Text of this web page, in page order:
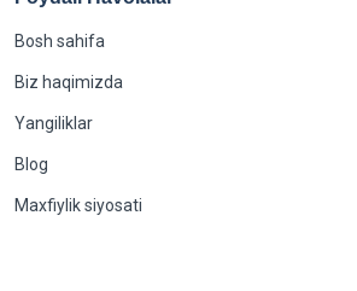
Bosh sahifa
Biz haqimizda
Yangiliklar
Blog
Maxfiylik siyosati